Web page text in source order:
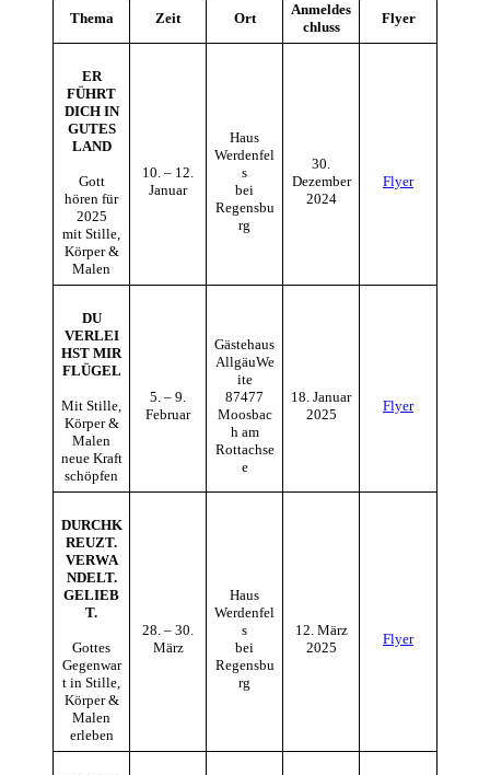
Thema Zeit Ort
Anmeldes
chluss
Flyer
ER
FÜHRT
DICH IN
GUTES
LAND
Gott
hören für
2025
mit Stille,
Körper &
Malen
10. – 12.
Januar
Haus
Werdenfel
s
bei
Regensbu
rg
30.
Dezember
2024
Flyer
DU
VERLEI
HST MIR
FLÜGEL
Mit Stille,
Körper &
Malen
neue Kraft
schöpfen
5. – 9.
Februar
Gästehaus
AllgäuWe
ite
87477
Moosbac
h am
Rottachse
e
18. Januar
2025
Flyer
DURCHK
REUZT.
VERWA
NDELT.
GELIEB
T.
Gottes
Gegenwar
t in Stille,
Körper &
Malen
erleben
28. – 30.
März
Haus
Werdenfel
s
bei
Regensbu
rg
12. März
2025
Flyer